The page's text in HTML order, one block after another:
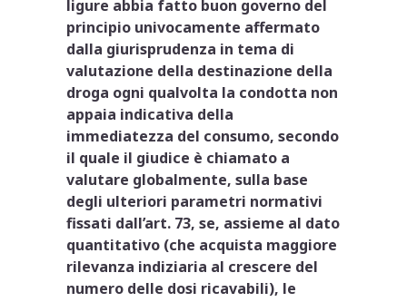
ligure abbia fatto buon governo del
principio univocamente affermato
dalla giurisprudenza in tema di
valutazione della destinazione della
droga ogni qualvolta la condotta non
appaia indicativa della
immediatezza del consumo, secondo
il quale il giudice è chiamato a
valutare globalmente, sulla base
degli ulteriori parametri normativi
fissati dall’art. 73, se, assieme al dato
quantitativo (che acquista maggiore
rilevanza indiziaria al crescere del
numero delle dosi ricavabili), le